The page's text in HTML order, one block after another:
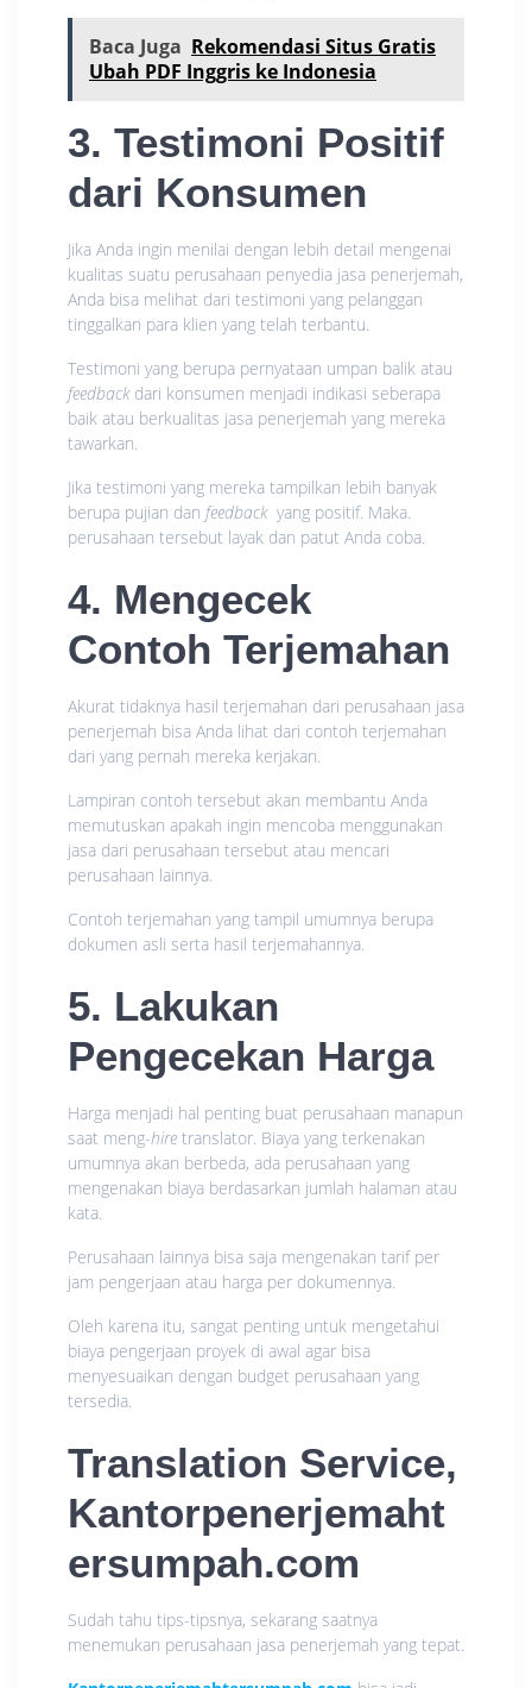
Baca Juga Rekomendasi Situs Gratis
Ubah PDF Inggris ke Indonesia
3. Testimoni Positif
dari Konsumen
Jika Anda ingin menilai dengan lebih detail mengenai
kualitas suatu perusahaan penyedia jasa penerjemah,
Anda bisa melihat dari testimoni yang pelanggan
tinggalkan para klien yang telah terbantu.
Testimoni yang berupa pernyataan umpan balik atau
feedback dari konsumen menjadi indikasi seberapa
baik atau berkualitas jasa penerjemah yang mereka
tawarkan.
Jika testimoni yang mereka tampilkan lebih banyak
berupa pujian dan feedback yang positif. Maka.
perusahaan tersebut layak dan patut Anda coba.
4. Mengecek
Contoh Terjemahan
Akurat tidaknya hasil terjemahan dari perusahaan jasa
penerjemah bisa Anda lihat dari contoh terjemahan
dari yang pernah mereka kerjakan.
Lampiran contoh tersebut akan membantu Anda
memutuskan apakah ingin mencoba menggunakan
jasa dari perusahaan tersebut atau mencari
perusahaan lainnya.
Contoh terjemahan yang tampil umumnya berupa
dokumen asli serta hasil terjemahannya.
5. Lakukan
Pengecekan Harga
Harga menjadi hal penting buat perusahaan manapun
saat meng-hire translator. Biaya yang terkenakan
umumnya akan berbeda, ada perusahaan yang
mengenakan biaya berdasarkan jumlah halaman atau
kata.
Perusahaan lainnya bisa saja mengenakan tarif per
jam pengerjaan atau harga per dokumennya.
Oleh karena itu, sangat penting untuk mengetahui
biaya pengerjaan proyek di awal agar bisa
menyesuaikan dengan budget perusahaan yang
tersedia.
Translation Service,
Kantorpenerjemaht
ersumpah.com
Sudah tahu tips-tipsnya, sekarang saatnya
menemukan perusahaan jasa penerjemah yang tepat.